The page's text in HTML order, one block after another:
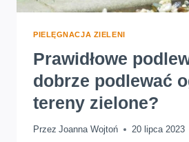
PIELĘGNACJA ZIELENI
Prawidłowe
dobrze podlewać
tereny zielone?
Przez Joanna Wojtoń 20 lipca 2023